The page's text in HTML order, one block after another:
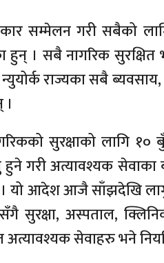
सम्मेलन गरी सबैको
। सबै नागरिक सुरक्षित
राज्यका सबै
सुरक्षाको लागि
गरी अत्यावश्यक
यो आदेश आजै साँझदेखि
सुरक्षा, अस्पताल,
अत्यावश्यक सेवाहरु भने